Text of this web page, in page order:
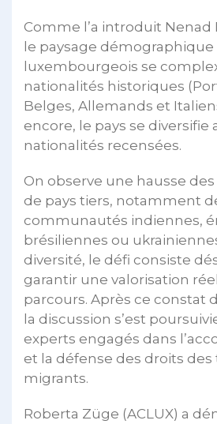
Comme l’a introduit Nenad
le paysage démographique
luxembourgeois se
nationalités historiques
Belges, Allemands et
encore, le pays se diversifie
nationalités recensées.
On observe une hausse
de pays tiers, notamment
communautés indiennes,
brésiliennes ou
diversité, le défi consiste
garantir une valorisation
parcours. Après ce constat
la discussion s’est
experts engagés dans
et la défense des droits des
migrants.
Roberta Züge (ACLUX) a